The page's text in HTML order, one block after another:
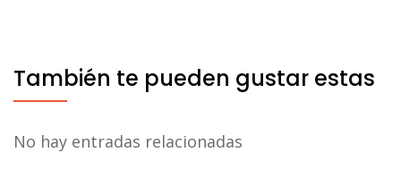
También te pueden gustar estas
No hay entradas relacionadas